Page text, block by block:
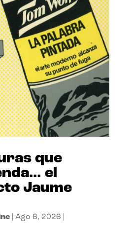
que
el
Jaume
| Ago 6, 2026